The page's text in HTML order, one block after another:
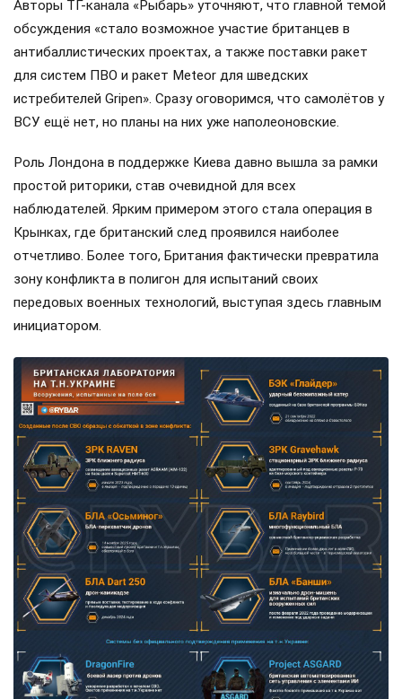
Авторы ТГ-канала «Рыбарь» уточняют, что главной темой
обсуждения «стало возможное участие британцев в
антибаллистических проектах, а также поставки ракет
для систем ПВО и ракет Meteor для шведских
истребителей Gripen». Сразу оговоримся, что самолётов у
ВСУ ещё нет, но планы на них уже наполеоновские.
Роль Лондона в поддержке Киева давно вышла за рамки
простой риторики, став очевидной для всех
наблюдателей. Ярким примером этого стала операция в
Крынках, где британский след проявился наиболее
отчетливо. Более того, Британия фактически превратила
зону конфликта в полигон для испытаний своих
передовых военных технологий, выступая здесь главным
инициатором.